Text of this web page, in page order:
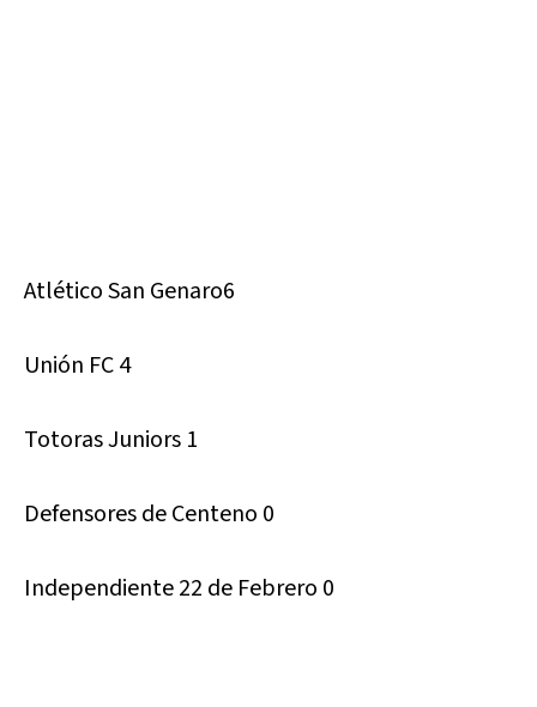
Atlético San Genaro6
Unión FC 4
Totoras Juniors 1
Defensores de Centeno 0
Independiente 22 de Febrero 0